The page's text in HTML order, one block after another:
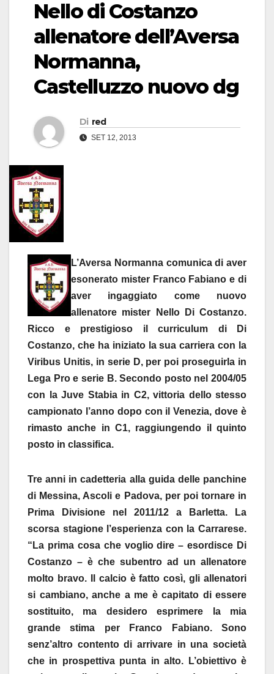
Nello di Costanzo
allenatore dell’Aversa
Normanna,
Castelluzzo nuovo dg
Di red
SET 12, 2013
L’Aversa Normanna comunica di aver
esonerato mister Franco Fabiano e di
aver ingaggiato come nuovo
allenatore mister Nello Di Costanzo.
Ricco e prestigioso il curriculum di Di
Costanzo, che ha iniziato la sua carriera con la
Viribus Unitis, in serie D, per poi proseguirla in
Lega Pro e serie B. Secondo posto nel 2004/05
con la Juve Stabia in C2, vittoria dello stesso
campionato l’anno dopo con il Venezia, dove è
rimasto anche in C1, raggiungendo il quinto
posto in classifica.
Tre anni in cadetteria alla guida delle panchine
di Messina, Ascoli e Padova, per poi tornare in
Prima Divisione nel 2011/12 a Barletta. La
scorsa stagione l’esperienza con la Carrarese.
“La prima cosa che voglio dire – esordisce Di
Costanzo – è che subentro ad un allenatore
molto bravo. Il calcio è fatto così, gli allenatori
si cambiano, anche a me è capitato di essere
sostituito, ma desidero esprimere la mia
grande stima per Franco Fabiano. Sono
senz’altro contento di arrivare in una società
che in prospettiva punta in alto. L’obiettivo è